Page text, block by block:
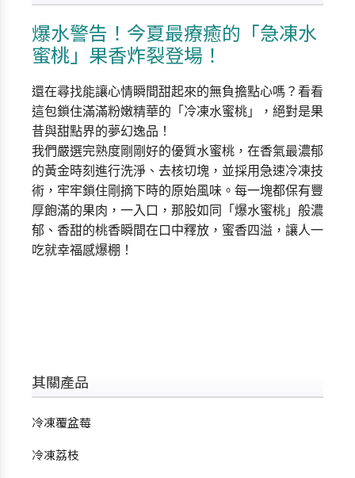
爆水警告！今夏最療癒的「急凍水
蜜桃」果香炸裂登場！
還在尋找能讓心情瞬間甜起來的無負擔點心嗎？看看
這包鎖住滿滿粉嫩精華的「冷凍水蜜桃」，絕對是果
昔與甜點界的夢幻逸品！
我們嚴選完熟度剛剛好的優質水蜜桃，在香氣最濃郁
的黃金時刻進行洗淨、去核切塊，並採用急速冷凍技
術，牢牢鎖住剛摘下時的原始風味。每一塊都保有豐
厚飽滿的果肉，一入口，那股如同「爆水蜜桃」般濃
郁、香甜的桃香瞬間在口中釋放，蜜香四溢，讓人一
吃就幸福感爆棚！
其關產品
冷凍覆盆莓
冷凍荔枝